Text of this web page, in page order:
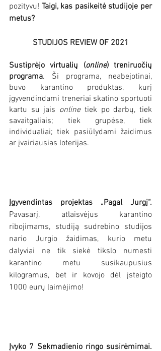
pozityvu! Taigi, kas pasikeitė studijoje per
metus?
STUDIJOS REVIEW OF 2021
Sustiprėjo virtualių (online) treniruočių
programa. Ši programa, neabejotinai,
buvo karantino produktas, kurį
įgyvendindami treneriai skatino sportuoti
kartu su jais online tiek po darbų, tiek
savaitgaliais; tiek grupėse, tiek
individualiai; tiek pasiūlydami žaidimus
ar įvairiausias loterijas.
Pavasarį, atlaisvėjus karantino
ribojimams, studiją sudrebino studijos
nario Jurgio žaidimas, kurio metu
dalyviai ne tik siekė tikslo numesti
karantino metu susikaupusius
kilogramus, bet ir kovojo dėl įsteigto
1000 eurų laimėjimo!